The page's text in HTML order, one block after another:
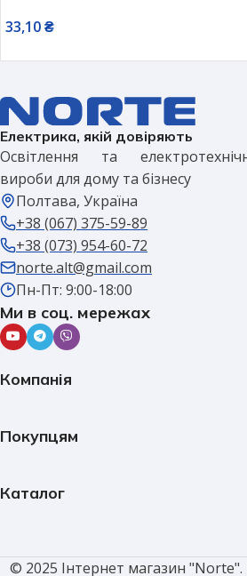
33,10₴
Електрика, якій довіряють
Освітлення та
вироби для дому та бізнесу
Полтава, Україна
+38 (067) 375-59-89
+38 (073) 954-60-72
norte.alt@gmail.com
Пн-Пт: 9:00-18:00
Ми в соц. мережах
Компанія
Покупцям
Каталог
© 2025 Інтернет магазин "Norte".